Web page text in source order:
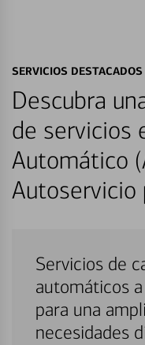
SERVICIOS DESTACADOS
Descubra
de servicios
Automático
Autoservicio
Servicios de
automáticos
para una
necesidades